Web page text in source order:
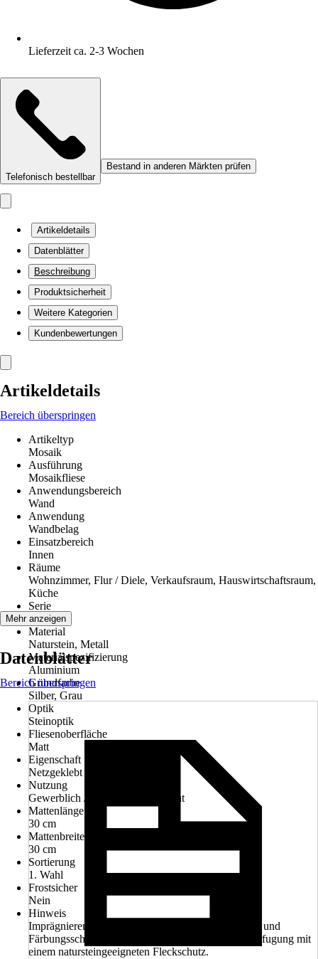
Lieferzeit ca. 2-3 Wochen
Telefonisch bestellbar
Bestand in anderen Märkten prüfen
Artikeldetails
Datenblätter
Beschreibung
Produktsicherheit
Weitere Kategorien
Kundenbewertungen
Artikeldetails
Bereich überspringen
Artikeltyp
Mosaik
Ausführung
Mosaikfliese
Anwendungsbereich
Wand
Anwendung
Wandbelag
Einsatzbereich
Innen
Räume
Wohnzimmer, Flur / Diele, Verkaufsraum, Hauswirtschaftsraum,
Küche
Serie
-
Material
Naturstein, Metall
Materialspezifizierung
Aluminium
Grundfarbe
Silber, Grau
Optik
Steinoptik
Fliesenoberfläche
Matt
Eigenschaft
Netzgeklebt
Nutzung
Gewerblich / Objektbereich, Privat
Mattenlänge
30 cm
Mattenbreite
30 cm
Sortierung
1. Wahl
Frostsicher
Nein
Hinweis
Imprägnieren Sie die Natursteinmosaike zum Fleck- und
Färbungsschutz nach der Verlegung und vor der Verfugung mit
einem natursteingeeigneten Fleckschutz.
Mehr anzeigen
Datenblätter
Bereich überspringen